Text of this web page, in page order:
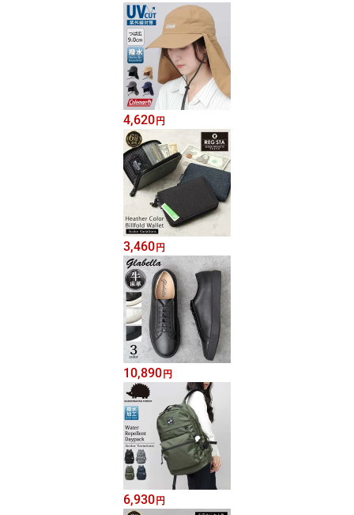
4,620円
3,460円
10,890円
6,930円